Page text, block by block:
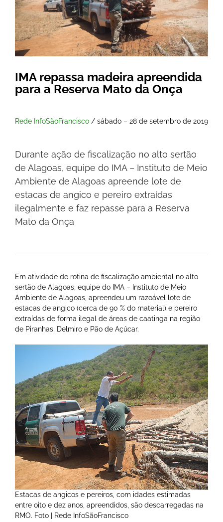
IMA repassa madeira apreendida
para a Reserva Mato da Onça
Rede InfoSãoFrancisco / sábado – 28 de setembro de 2019
Durante ação de fiscalização no alto sertão
de Alagoas, equipe do IMA – Instituto de Meio
Ambiente de Alagoas apreende lote de
estacas de angico e pereiro extraídas
ilegalmente e faz repasse para a Reserva
Mato da Onça
Em atividade de rotina de fiscalização ambiental no alto
sertão de Alagoas, equipe do IMA – Instituto de Meio
Ambiente de Alagoas, apreendeu um razoável lote de
estacas de angico (cerca de 90 % do material) e pereiro
extraídas de forma ilegal de áreas de caatinga na região
de Piranhas, Delmiro e Pão de Açúcar.
Estacas de angicos e pereiros, com idades estimadas
entre oito e dez anos, apreendidos, são descarregadas na
RMO. Foto | Rede InfoSãoFrancisco